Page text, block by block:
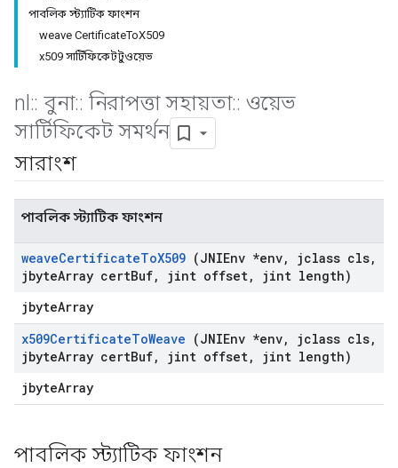
পাবলিক স্ট্যাটিক ফাংশন
weave CertificateToX509
x509 সার্টিফিকেটটুওয়েভ
nl :: বুনা:: নিরাপত্তা সহায়তা:: ওয়েভ
সার্টিফিকেট সমর্থন
সারাংশ
পাবলিক স্ট্যাটিক ফাংশন
weaveCertificateToX509 (JNIEnv *env, jclass cls,
jbyteArray certBuf, jint offset,
jint length)
jbyteArray
x509CertificateToWeave (JNIEnv *env, jclass cls,
jbyteArray certBuf, jint offset,
jint length)
jbyteArray
পাবলিক স্ট্যাটিক ফাংশন